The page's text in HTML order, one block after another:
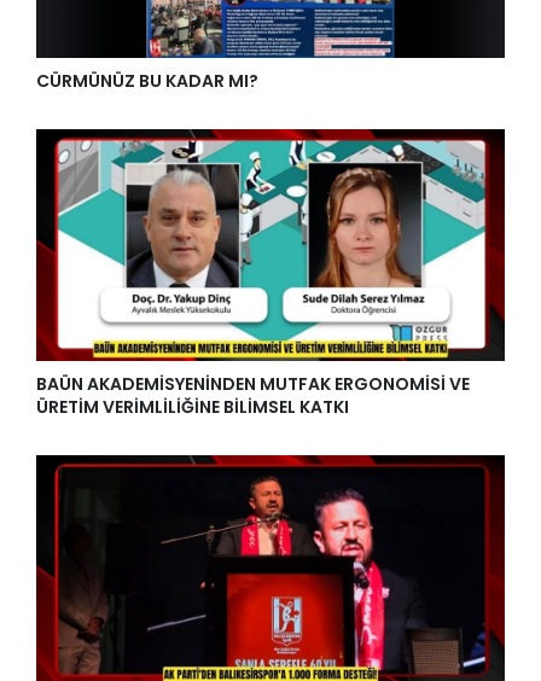
CÜRMÜNÜZ BU KADAR MI?
BAÜN AKADEMİSYENİNDEN MUTFAK ERGONOMİSİ VE
ÜRETİM VERİMLİLİĞİNE BİLİMSEL KATKI